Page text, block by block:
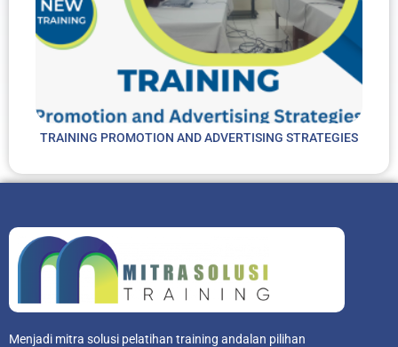
TRAINING PROMOTION AND ADVERTISING STRATEGIES
Menjadi mitra solusi pelatihan training andalan pilihan